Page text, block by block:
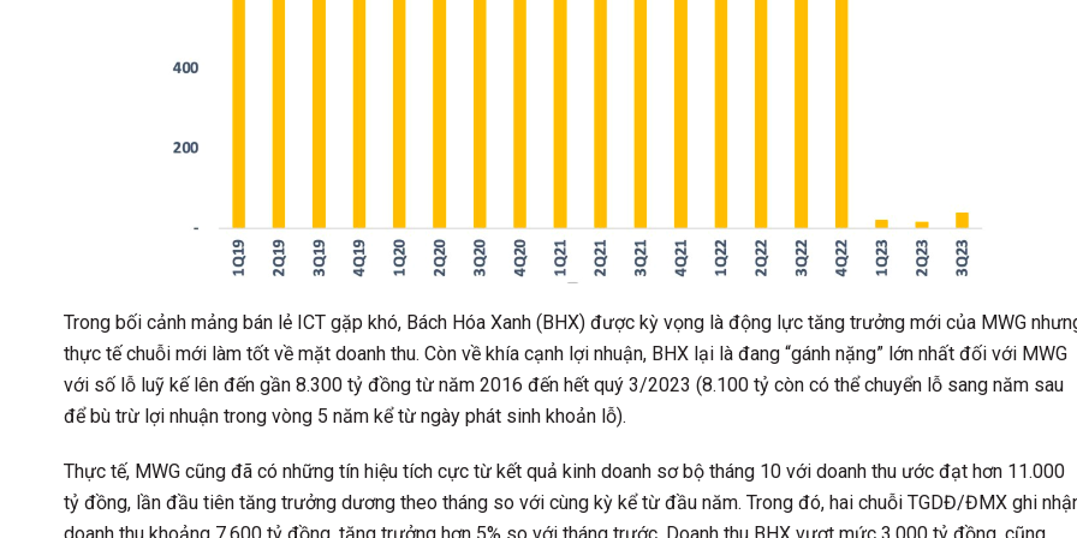
Trong bối cảnh mảng bán lẻ ICT gặp khó, Bách Hóa Xanh (BHX) được kỳ vọng là động lực tăng trưởng mới của MWG
thực tế chuỗi mới làm tốt về mặt doanh thu. Còn về khía cạnh lợi nhuận, BHX lại là đang “gánh nặng” lớn nhất đối với MWG
với số lỗ luỹ kế lên đến gần 8.300 tỷ đồng từ năm 2016 đến hết quý 3/2023 (8.100 tỷ còn có thể chuyển lỗ sang năm sau
để bù trừ lợi nhuận trong vòng 5 năm kể từ ngày phát sinh khoản lỗ).
Thực tế, MWG cũng đã có những tín hiệu tích cực từ kết quả kinh doanh sơ bộ tháng 10 với doanh thu ước đạt hơn 11.000
tỷ đồng, lần đầu tiên tăng trưởng dương theo tháng so với cùng kỳ kể từ đầu năm. Trong đó, hai chuỗi TGDĐ/ĐMX ghi
doanh thu khoảng 7.600 tỷ đồng, tăng trưởng hơn 5% so với tháng trước. Doanh thu BHX vượt mức 3.000 tỷ đồng, cũng